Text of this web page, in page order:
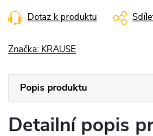
Dotaz k produktu
Značka: KRAUSE
Popis produktu
Detailní popis